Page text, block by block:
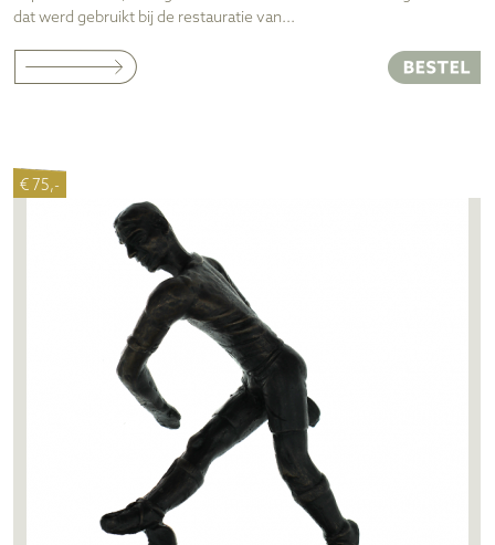
dat werd gebruikt bij de restauratie van...
€ 75,-